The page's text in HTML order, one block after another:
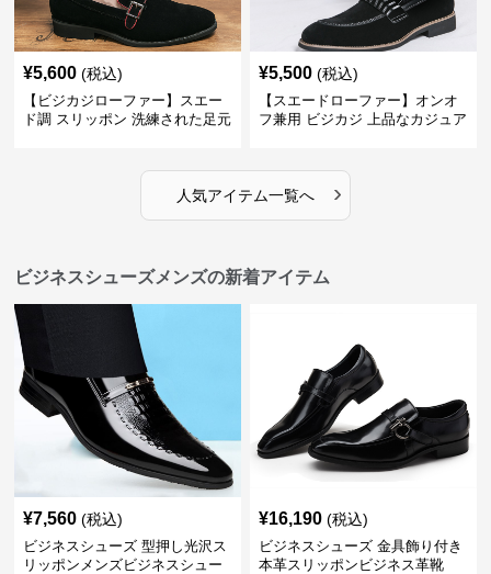
¥5,600 (税込)
【ビジカジローファー】スエー
ド調 スリッポン 洗練された足元
¥5,500 (税込)
【スエードローファー】オンオ
フ兼用 ビジカジ 上品なカジュア
人気アイテム一覧へ ›
ビジネスシューズメンズの新着アイテム
¥7,560 (税込)
ビジネスシューズ 型押し光沢ス
リッポンメンズビジネスシュー
¥16,190 (税込)
ビジネスシューズ 金具飾り付き
本革スリッポンビジネス革靴